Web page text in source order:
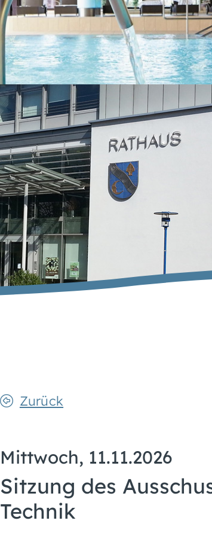
Zurück
Mittwoch, 11.11.2026
Sitzung des
Technik